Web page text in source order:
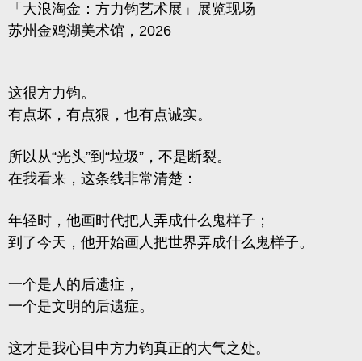
「大浪淘金：方力钧艺术展」展览现场
苏州金鸡湖美术馆，2026
这很方力钧。
有点坏，有点狠，也有点诚实。
所以从“光头”到“垃圾”，不是断裂。
在我看来，这条线非常清楚：
年轻时，他画时代把人弄成什么鬼样子；
到了今天，他开始画人把世界弄成什么鬼样子。
一个是人的后遗症，
一个是文明的后遗症。
这才是我心目中方力钧真正的大气之处。